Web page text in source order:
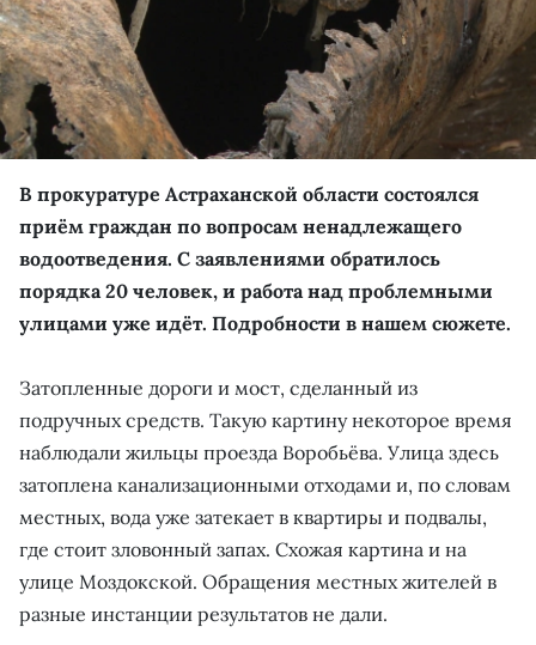
В прокуратуре Астраханской области состоялся
приём граждан по вопросам ненадлежащего
водоотведения. С заявлениями обратилось
порядка 20 человек, и работа над проблемными
улицами уже идёт. Подробности в нашем сюжете.
Затопленные дороги и мост, сделанный из
подручных средств. Такую картину некоторое время
наблюдали жильцы проезда Воробьёва. Улица здесь
затоплена канализационными отходами и, по словам
местных, вода уже затекает в квартиры и подвалы,
где стоит зловонный запах. Схожая картина и на
улице Моздокской. Обращения местных жителей в
разные инстанции результатов не дали.